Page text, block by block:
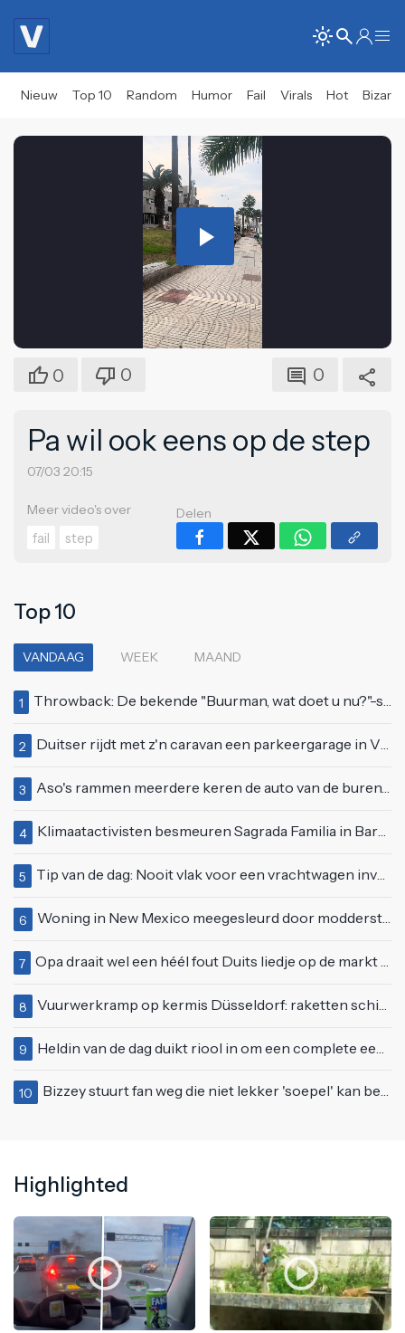
Nieuw Top 10 Random Humor Fail Virals Hot Bizar
Play
Video
0 0 0
Pa wil ook eens op de step
07/03 20:15
Meer video's over
fail
step
Delen
Top 10
VANDAAG WEEK MAAND
1 Throwback: De bekende "Buurman, wat doet u nu?"-scène uit Flodder met Tatjana Šimić
2 Duitser rijdt met z'n caravan een parkeergarage in Vlissingen binnen
3 Aso's rammen meerdere keren de auto van de buren, maar doen alsof er niets gebeurd is
4 Klimaatactivisten besmeuren Sagrada Familia in Barcelona met lading verf
5 Tip van de dag: Nooit vlak voor een vrachtwagen invoegen
6 Woning in New Mexico meegesleurd door modderstroom
7 Opa draait wel een héél fout Duits liedje op de markt van Emmen
8 Vuurwerkramp op kermis Düsseldorf: raketten schieten het publiek in
9 Heldin van de dag duikt riool in om een complete eendenfamilie te redden
10 Bizzey stuurt fan weg die niet lekker 'soepel' kan bewegen op podium
Highlighted